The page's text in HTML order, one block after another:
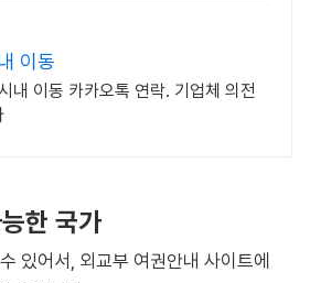
이동
내 이동 카카오톡 연락. 기업체 의전
한 국가
있어서, 외교부 여권안내 사이트에